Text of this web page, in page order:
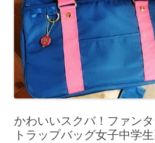
かわいいスクバ！ファン
トラップバッグ女子中学